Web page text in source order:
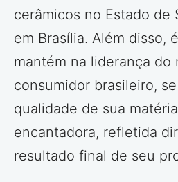
cerâmicos no Estado de
em Brasília. Além disso,
mantém na liderança do
consumidor brasileiro,
qualidade de sua
encantadora, refletida
resultado final de seu